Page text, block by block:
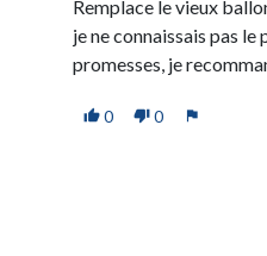
Remplace le vieux
je ne connaissais pas
promesses, je
thumb_up 0 thumb_down 0 flag